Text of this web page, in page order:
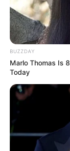
BUZZDAY
Marlo Thomas Is
Today